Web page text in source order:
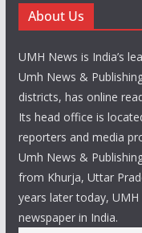
About Us
UMH News is India’s
Umh News &
districts, has online
Its head office is
reporters and media
Umh News &
from Khurja, Uttar
years later today,
newspaper in India.